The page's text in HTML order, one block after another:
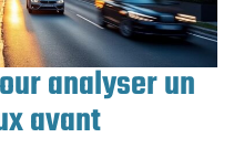
analyser un
avant